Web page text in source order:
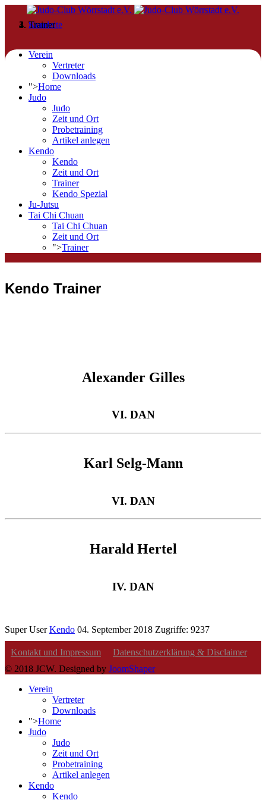
Startseite
Kendo
Trainer
Verein
Vertreter
Downloads
">Home
Judo
Judo
Zeit und Ort
Probetraining
Artikel anlegen
Kendo
Kendo
Zeit und Ort
Trainer
Kendo Spezial
Ju-Jutsu
Tai Chi Chuan
Tai Chi Chuan
Zeit und Ort
">Trainer
Kendo Trainer
Alexander Gilles
VI. DAN
Karl Selg-Mann
VI. DAN
Harald Hertel
IV. DAN
Super User Kendo 04. September 2018 Zugriffe: 9237
Kontakt und Impressum
Datenschutzerklärung & Disclaimer
© 2018 JCW. Designed by JoomShaper
Verein
Vertreter
Downloads
">Home
Judo
Judo
Zeit und Ort
Probetraining
Artikel anlegen
Kendo
Kendo